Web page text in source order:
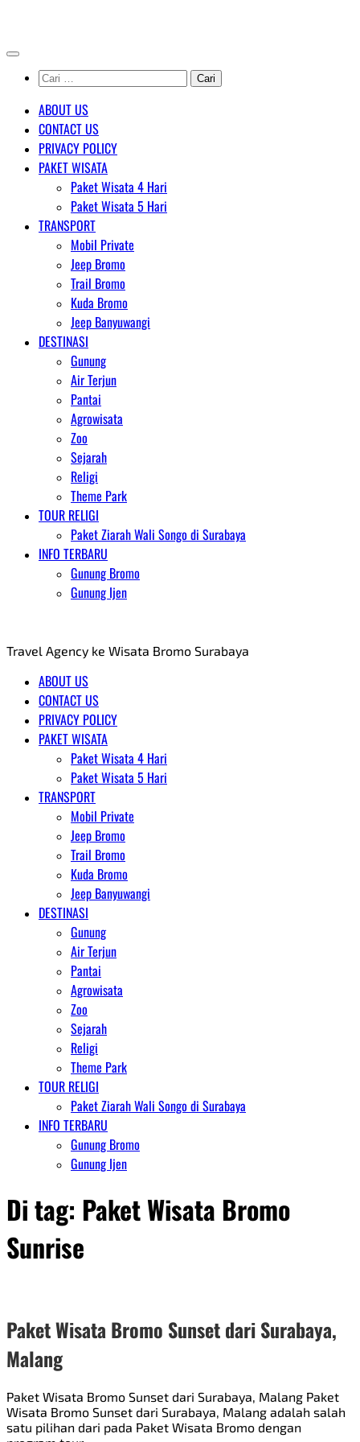
content
Cari
untuk:
ABOUT US
CONTACT US
PRIVACY POLICY
PAKET WISATA
Paket Wisata 4 Hari
Paket Wisata 5 Hari
TRANSPORT
Mobil Private
Jeep Bromo
Trail Bromo
Kuda Bromo
Jeep Banyuwangi
DESTINASI
Gunung
Air Terjun
Pantai
Agrowisata
Zoo
Sejarah
Religi
Theme Park
TOUR RELIGI
Paket Ziarah Wali Songo di Surabaya
INFO TERBARU
Gunung Bromo
Gunung Ijen
Travel Agency ke Wisata Bromo Surabaya
ABOUT US
CONTACT US
PRIVACY POLICY
PAKET WISATA
Paket Wisata 4 Hari
Paket Wisata 5 Hari
TRANSPORT
Mobil Private
Jeep Bromo
Trail Bromo
Kuda Bromo
Jeep Banyuwangi
DESTINASI
Gunung
Air Terjun
Pantai
Agrowisata
Zoo
Sejarah
Religi
Theme Park
TOUR RELIGI
Paket Ziarah Wali Songo di Surabaya
INFO TERBARU
Gunung Bromo
Gunung Ijen
Di tag: Paket Wisata Bromo
Sunrise
Paket Wisata Bromo Sunset dari Surabaya,
Malang
Paket Wisata Bromo Sunset dari Surabaya, Malang Paket
Wisata Bromo Sunset dari Surabaya, Malang adalah salah
satu pilihan dari pada Paket Wisata Bromo dengan